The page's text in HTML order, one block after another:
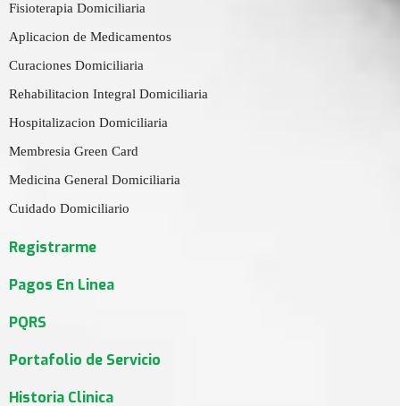
Fisioterapia Domiciliaria
Aplicacion de Medicamentos
Curaciones Domiciliaria
Rehabilitacion Integral Domiciliaria
Hospitalizacion Domiciliaria
Membresia Green Card
Medicina General Domiciliaria
Cuidado Domiciliario
Registrarme
Pagos En Linea
PQRS
Portafolio de Servicio
Historia Clinica